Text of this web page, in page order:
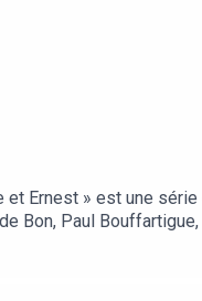
Ernest » est une
Bon, Paul
Musiques : CDM
ses conseils